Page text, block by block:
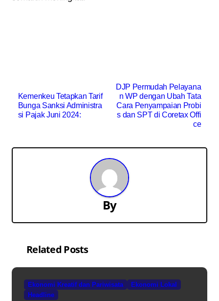
a
i
i
o
Kemenkeu Tetapkan Tarif
Bunga Sanksi Administra
si Pajak Juni 2024:
DJP Permudah Pelayana
n WP dengan Ubah Tata
Cara Penyampaian Probi
s dan SPT di Coretax Offi
ce
By
Related Posts
Ekonomi Kreatif dan Pariwisata
Ekonomi Lokal
Headline